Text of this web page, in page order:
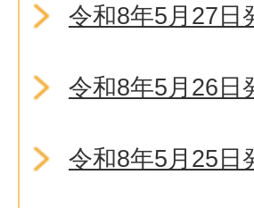
令和8年5月27日
令和8年5月26日
令和8年5月25日